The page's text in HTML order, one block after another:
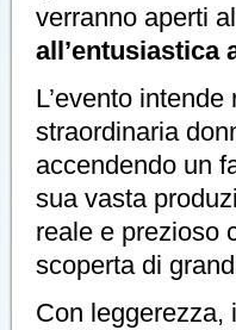
verranno aperti
all’entusiastica
L’evento
straordinaria
accendendo un
sua vasta
reale e prezioso
scoperta di
Con leggerezza,